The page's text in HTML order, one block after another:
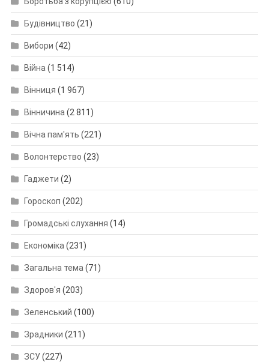
Будівництво (21)
Вибори (42)
Війна (1 514)
Вінниця (1 967)
Вінничина (2 811)
Вічна пам'ять (221)
Волонтерство (23)
Гаджети (2)
Гороскоп (202)
Громадські слухання (14)
Економіка (231)
Загальна тема (71)
Здоров'я (203)
Зеленський (100)
Зрадники (211)
ЗСУ(227)